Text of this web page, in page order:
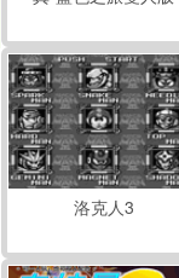
洛克人3